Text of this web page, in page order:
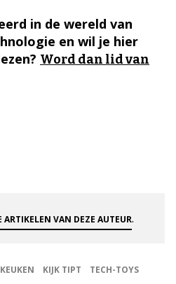
in de wereld van
en wil je hier
Word dan lid van
ARTIKELEN VAN DEZE AUTEUR.
KEUKEN KIJK TIPT
TECH-TOYS